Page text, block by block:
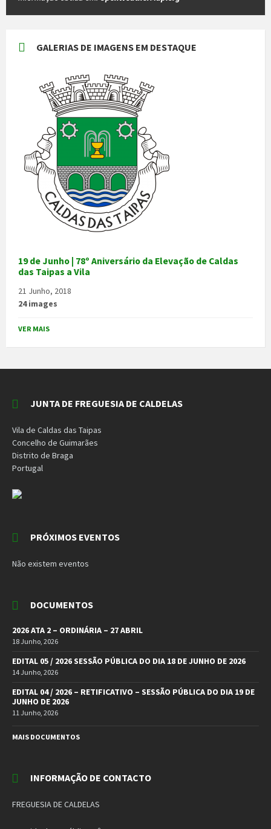
GALERIAS DE IMAGENS EM DESTAQUE
19 de Junho | 78º Aniversário da Elevação de Caldas
das Taipas a Vila
21 Junho, 2018
24 images
VER MAIS
JUNTA DE FREGUESIA DE CALDELAS
Vila de Caldas das Taipas
Concelho de Guimarães
Distrito de Braga
Portugal
PRÓXIMOS EVENTOS
Não existem eventos
DOCUMENTOS
2026 ATA 2 – ORDINÁRIA – 27 ABRIL
18 Junho, 2026
EDITAL 05 / 2026 SESSÃO PÚBLICA DO DIA 18 DE JUNHO DE 2026
14 Junho, 2026
EDITAL 04 / 2026 – RETIFICATIVO – SESSÃO PÚBLICA DO DIA 19 DE
JUNHO DE 2026
11 Junho, 2026
MAIS DOCUMENTOS
INFORMAÇÃO DE CONTACTO
FREGUESIA DE CALDELAS